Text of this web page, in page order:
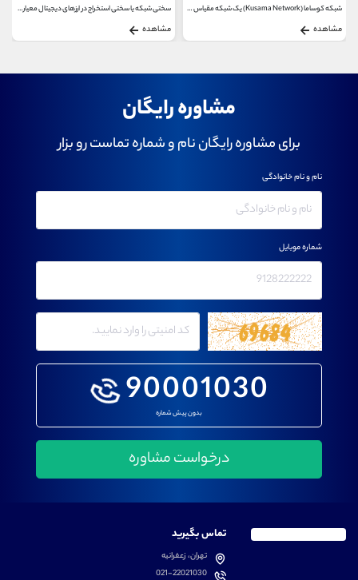
شبکه کوساما (Kusama Network) یک شبکه مقیاس پذیر از بلاک...
مشاهده
سختی شبکه یا سختی استخراج در ارزهای دیجیتال معیاری...
مشاهده
مشاوره رایگان
برای مشاوره رایگان نام و شماره تماست رو بزار
90001030
بدون پیش شماره
نام و نام خانوادگی
شماره موبایل
تماس بگیرید
تهران، زعفرانیه
021-22021030